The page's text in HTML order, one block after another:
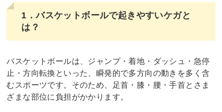
1．バスケットボールで起きやすいケガと
は？
バスケットボールは、ジャンプ・着地・ダッシュ・急停
止・方向転換といった、瞬発的で多方向の動きを多く含
むスポーツです。そのため、足首・膝・腰・手首とさま
ざまな部位に負担がかかります。